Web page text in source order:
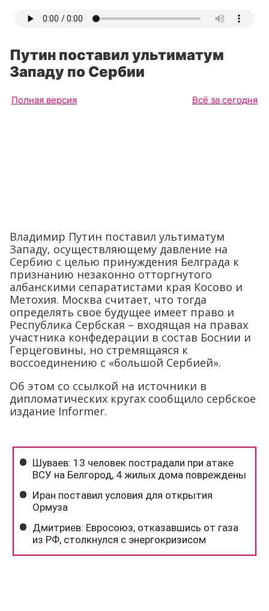
Путин поставил ультиматум
Западу по Сербии
Полная версия Всё за сегодня
Владимир Путин поставил ультиматум
Западу, осуществляющему давление на
Сербию с целью принуждения Белграда к
признанию незаконно отторгнутого
албанскими сепаратистами края Косово и
Метохия. Москва считает, что тогда
определять свое будущее имеет право и
Республика Сербская – входящая на правах
участника конфедерации в состав Боснии и
Герцеговины, но стремящаяся к
воссоединению с «большой Сербией».
Об этом со ссылкой на источники в
дипломатических кругах сообщило сербское
издание Informer.